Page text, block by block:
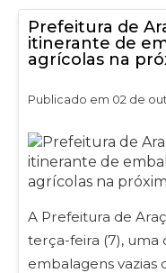
Prefeitura de
itinerante de
agrícolas na
Publicado em 02 de
A Prefeitura de
terça-feira (7), uma
embalagens vazias